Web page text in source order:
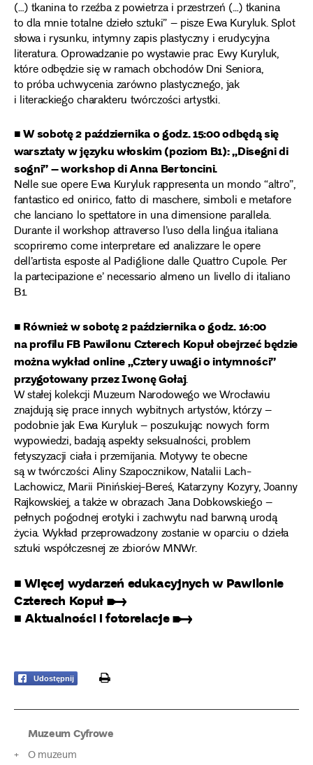
(…) tkanina to rzeźba z powietrza i przestrzeń (…) tkanina
to dla mnie totalne dzieło sztuki” – pisze Ewa Kuryluk. Splot
słowa i rysunku, intymny zapis plastyczny i erudycyjna
literatura. Oprowadzanie po wystawie prac Ewy Kuryluk,
które odbędzie się w ramach obchodów Dni Seniora,
to próba uchwycenia zarówno plastycznego, jak
i literackiego charakteru twórczości artystki.
■ W sobotę 2 października o godz. 15:00 odbędą się
warsztaty w języku włoskim (poziom B1): „Disegni di
sogni” – workshop di Anna Bertoncini.
Nelle sue opere Ewa Kuryluk rappresenta un mondo “altro”,
fantastico ed onirico, fatto di maschere, simboli e metafore
che lanciano lo spettatore in una dimensione parallela.
Durante il workshop attraverso l’uso della lingua italiana
scopriremo come interpretare ed analizzare le opere
dell’artista esposte al Padiglione dalle Quattro Cupole. Per
la partecipazione e’ necessario almeno un livello di italiano
B1.
■ Również w sobotę 2 października o godz. 16:00
na profilu FB Pawilonu Czterech Kopuł obejrzeć będzie
można wykład online „Cztery uwagi o intymności”
przygotowany przez Iwonę Gołaj.
W stałej kolekcji Muzeum Narodowego we Wrocławiu
znajdują się prace innych wybitnych artystów, którzy –
podobnie jak Ewa Kuryluk – poszukując nowych form
wypowiedzi, badają aspekty seksualności, problem
fetyszyzacji ciała i przemijania. Motywy te obecne
są w twórczości Aliny Szapocznikow, Natalii Lach-
Lachowicz, Marii Pinińskiej-Bereś, Katarzyny Kozyry, Joanny
Rajkowskiej, a także w obrazach Jana Dobkowskiego –
pełnych pogodnej erotyki i zachwytu nad barwną urodą
życia. Wykład przeprowadzony zostanie w oparciu o dzieła
sztuki współczesnej ze zbiorów MNWr.
■ Więcej wydarzeń edukacyjnych w Pawilonie
Czterech Kopuł ➸
■ Aktualności i fotorelacje ➸
Udostępnij print
Muzeum Cyfrowe
O muzeum